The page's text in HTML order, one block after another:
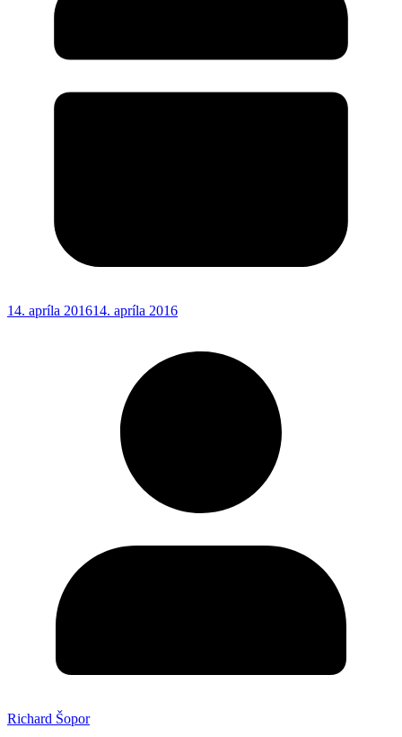
14. apríla 201614. apríla 2016
Richard Šopor